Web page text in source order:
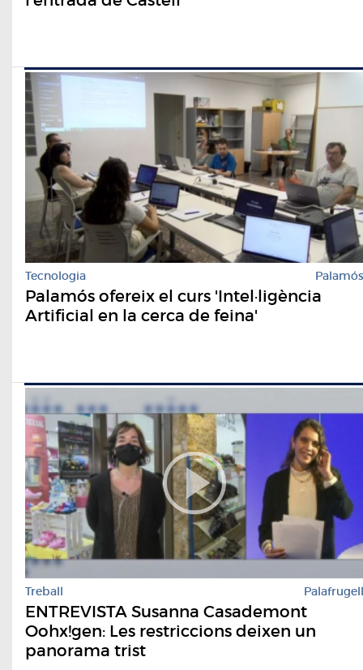
Tecnologia Palamós
Palamós ofereix el curs 'Intel·ligència
Artificial en la cerca de feina'
Treball Palafrugell
ENTREVISTA Susanna Casademont
Oohx!gen: Les restriccions deixen un
panorama trist